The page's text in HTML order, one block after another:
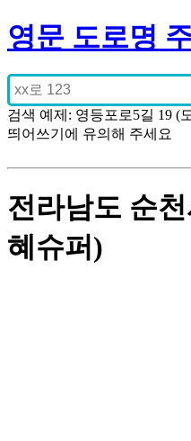
영문 도로명
검색 예제: 영등포로5길 19 (
띄어쓰기에 유의해 주세요
전라남도 순
혜슈퍼)